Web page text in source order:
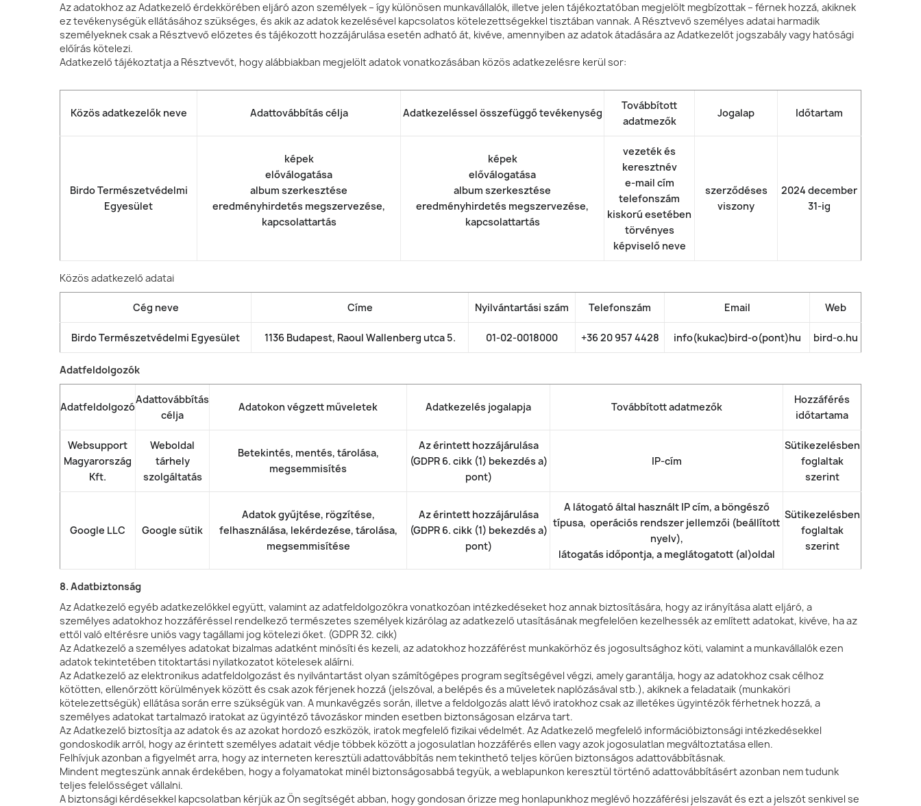
Az adatokhoz az Adatkezelő érdekkörében eljáró azon személyek – így különösen munkavállalók, illetve jelen tájékoztatóban megjelölt megbízottak – férnek hozzá, akiknek
ez tevékenységük ellátásához szükséges, és akik az adatok kezelésével kapcsolatos kötelezettségekkel tisztában vannak. A Résztvevő személyes adatai harmadik
személyeknek csak a Résztvevő előzetes és tájékozott hozzájárulása esetén adható át, kivéve, amennyiben az adatok átadására az Adatkezelőt jogszabály vagy hatósági
előírás kötelezi.
Adatkezelő tájékoztatja a Résztvevőt, hogy alábbiakban megjelölt adatok vonatkozásában közös adatkezelésre kerül sor:
Közös adatkezelők neve Adattovábbítás célja Adatkezeléssel összefüggő tevékenység
Továbbított
adatmezők
Jogalap Időtartam
Birdo Természetvédelmi
Egyesület
képek
előválogatása
album szerkesztése
eredményhirdetés megszervezése,
kapcsolattartás
képek
előválogatása
album szerkesztése
eredményhirdetés megszervezése,
kapcsolattartás
vezeték és
keresztnév
e-mail cím
telefonszám
kiskorú esetében
törvényes
képviselő neve
szerződéses
viszony
2024 december
31-ig
Közös adatkezelő adatai
Cég neve Címe Nyilvántartási szám Telefonszám Email Web
Birdo Természetvédelmi Egyesület 1136 Budapest, Raoul Wallenberg utca 5. 01-02-0018000 +36 20 957 4428 info(kukac)bird-o(pont)hu bird-o.hu
Adatfeldolgozók
Adatfeldolgozó
Adattovábbítás
célja
Adatokon végzett műveletek Adatkezelés jogalapja Továbbított adatmezők
Hozzáférés
időtartama
Websupport
Magyarország
Kft.
Weboldal
tárhely
szolgáltatás
Betekintés, mentés, tárolása,
megsemmisítés
Az érintett hozzájárulása
(GDPR 6. cikk (1) bekezdés a)
pont)
IP-cím
Sütikezelésben
foglaltak
szerint
Google LLC Google sütik
Adatok gyűjtése, rögzítése,
felhasználása, lekérdezése, tárolása,
megsemmisítése
Az érintett hozzájárulása
(GDPR 6. cikk (1) bekezdés a)
pont)
A látogató által használt IP cím, a böngésző
típusa, operációs rendszer jellemzői (beállított
nyelv),
látogatás időpontja, a meglátogatott (al)oldal
Sütikezelésben
foglaltak
szerint
8. Adatbiztonság
Az Adatkezelő egyéb adatkezelőkkel együtt, valamint az adatfeldolgozókra vonatkozóan intézkedéseket hoz annak biztosítására, hogy az irányítása alatt eljáró, a
személyes adatokhoz hozzáféréssel rendelkező természetes személyek kizárólag az adatkezelő utasításának megfelelően kezelhessék az említett adatokat, kivéve, ha az
ettől való eltérésre uniós vagy tagállami jog kötelezi őket. (GDPR 32. cikk)
Az Adatkezelő a személyes adatokat bizalmas adatként minősíti és kezeli, az adatokhoz hozzáférést munkakörhöz és jogosultsághoz köti, valamint a munkavállalók ezen
adatok tekintetében titoktartási nyilatkozatot kötelesek aláírni.
Az Adatkezelő az elektronikus adatfeldolgozást és nyilvántartást olyan számítógépes program segítségével végzi, amely garantálja, hogy az adatokhoz csak célhoz
kötötten, ellenőrzött körülmények között és csak azok férjenek hozzá (jelszóval, a belépés és a műveletek naplózásával stb.), akiknek a feladataik (munkaköri
kötelezettségük) ellátása során erre szükségük van. A munkavégzés során, illetve a feldolgozás alatt lévő iratokhoz csak az illetékes ügyintézők férhetnek hozzá, a
személyes adatokat tartalmazó iratokat az ügyintéző távozáskor minden esetben biztonságosan elzárva tart.
Az Adatkezelő biztosítja az adatok és az azokat hordozó eszközök, iratok megfelelő fizikai védelmét. Az Adatkezelő megfelelő információbiztonsági intézkedésekkel
gondoskodik arról, hogy az érintett személyes adatait védje többek között a jogosulatlan hozzáférés ellen vagy azok jogosulatlan megváltoztatása ellen.
Felhívjuk azonban a figyelmét arra, hogy az interneten keresztüli adattovábbítás nem tekinthető teljes körűen biztonságos adattovábbításnak.
Mindent megteszünk annak érdekében, hogy a folyamatokat minél biztonságosabbá tegyük, a weblapunkon keresztül történő adattovábbításért azonban nem tudunk
teljes felelősséget vállalni.
A biztonsági kérdésekkel kapcsolatban kérjük az Ön segítségét abban, hogy gondosan őrizze meg honlapunkhoz meglévő hozzáférési jelszavát és ezt a jelszót senkivel se